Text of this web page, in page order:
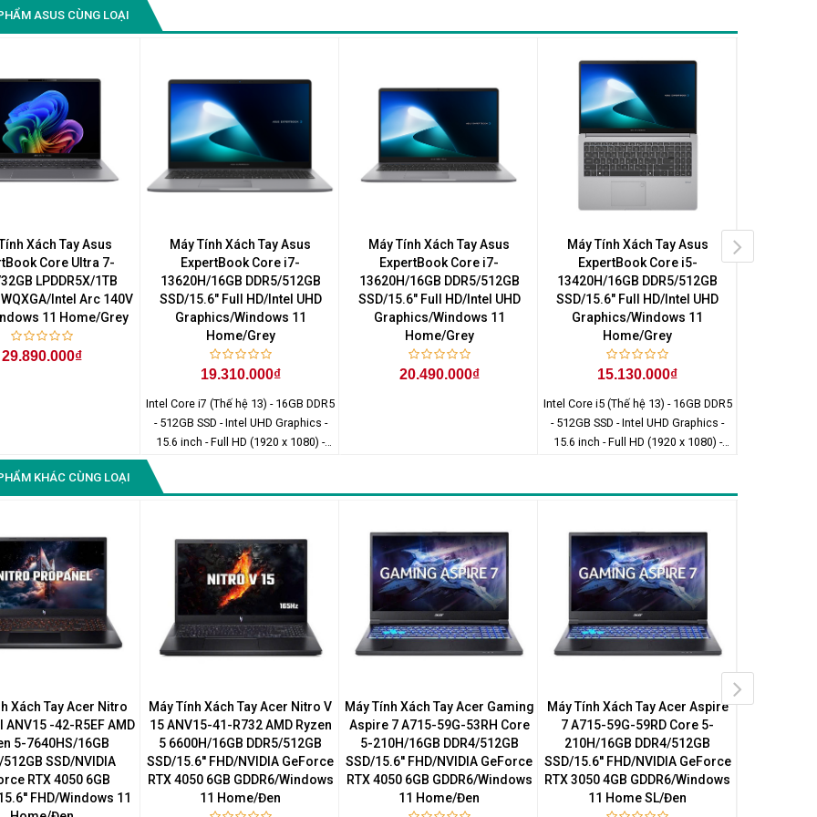
ASUS CÙNG LOẠI
Xách Tay Asus
Core Ultra 7-
LPDDR5X/1TB
Intel Arc 140V
11 Home/Grey
29.890.000₫
Máy Tính Xách Tay Asus
ExpertBook Core i7-
13620H/16GB DDR5/512GB
SSD/15.6" Full HD/Intel UHD
Graphics/Windows 11
Home/Grey
19.310.000₫
Intel Core i7 (Thế hệ 13) - 16GB DDR5
- 512GB SSD - Intel UHD Graphics -
15.6 inch - Full HD (1920 x 1080) -
Máy Tính Xách Tay Asus
ExpertBook Core i7-
13620H/16GB DDR5/512GB
SSD/15.6" Full HD/Intel UHD
Graphics/Windows 11
Home/Grey
20.490.000₫
Máy Tính Xách Tay Asus
ExpertBook Core i5-
13420H/16GB DDR5/512GB
SSD/15.6" Full HD/Intel UHD
Graphics/Windows 11
Home/Grey
15.130.000₫
Intel Core i5 (Thế hệ 13) - 16GB DDR5
- 512GB SSD - Intel UHD Graphics -
15.6 inch - Full HD (1920 x 1080) -
KHÁC CÙNG LOẠI
Xách Tay Acer Nitro
ANV15 -42-R5EF AMD
5-7640HS/16GB
512GB SSD/NVIDIA
RTX 4050 6GB
FHD/Windows 11
Máy Tính Xách Tay Acer Nitro V
15 ANV15-41-R732 AMD Ryzen
5 6600H/16GB DDR5/512GB
SSD/15.6'' FHD/NVIDIA GeForce
RTX 4050 6GB GDDR6/Windows
11 Home/Đen
Máy Tính Xách Tay Acer Gaming
Aspire 7 A715-59G-53RH Core
5-210H/16GB DDR4/512GB
SSD/15.6'' FHD/NVIDIA GeForce
RTX 4050 6GB GDDR6/Windows
11 Home/Đen
Máy Tính Xách Tay Acer Aspire
7 A715-59G-59RD Core 5-
210H/16GB DDR4/512GB
SSD/15.6'' FHD/NVIDIA GeForce
RTX 3050 4GB GDDR6/Windows
11 Home SL/Đen
Máy Tính